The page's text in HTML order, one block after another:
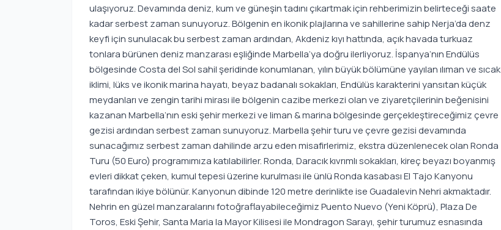
ulaşıyoruz. Devamında deniz, kum ve güneşin tadını çıkartmak için rehberimizin belirteceği saate
kadar serbest zaman sunuyoruz. Bölgenin en ikonik plajlarına ve sahillerine sahip Nerja’da denz
keyfi için sunulacak bu serbest zaman ardından, Akdeniz kıyı hattında, açık havada turkuaz
tonlara bürünen deniz manzarası eşliğinde Marbella’ya doğru ilerliyoruz. İspanya’nın Endülüs
bölgesinde Costa del Sol sahil şeridinde konumlanan, yılın büyük bölümüne yayılan ılıman ve sıcak
iklimi, lüks ve ikonik marina hayatı, beyaz badanalı sokakları, Endülüs karakterini yansıtan küçük
meydanları ve zengin tarihi mirası ile bölgenin cazibe merkezi olan ve ziyaretçilerinin beğenisini
kazanan Marbella’nın eski şehir merkezi ve liman & marina bölgesinde gerçekleştireceğimiz çevre
gezisi ardından serbest zaman sunuyoruz. Marbella şehir turu ve çevre gezisi devamında
sunacağımız serbest zaman dahilinde arzu eden misafirlerimiz, ekstra düzenlenecek olan Ronda
Turu (50 Euro) programımıza katılabilirler. Ronda, Daracık kıvrımlı sokakları, kireç beyazı boyanmış
evleri dikkat çeken, kumul tepesi üzerine kurulması ile ünlü Ronda kasabası El Tajo Kanyonu
tarafından ikiye bölünür. Kanyonun dibinde 120 metre derinlikte ise Guadalevin Nehri akmaktadır.
Nehrin en güzel manzaralarını fotoğraflayabileceğimiz Puento Nuevo (Yeni Köprü), Plaza De
Toros, Eski Şehir, Santa Maria la Mayor Kilisesi ile Mondragon Sarayı, şehir turumuz esnasında